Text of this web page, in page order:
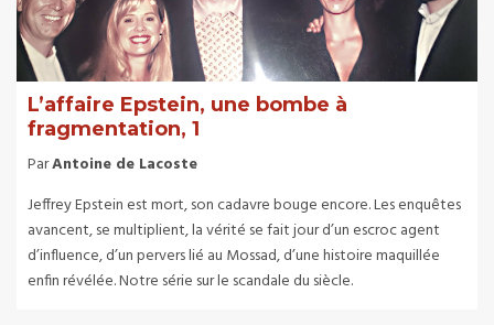
L’affaire Epstein, une bombe à
fragmentation, 1
ParAntoine de Lacoste
Jeffrey Epstein est mort, son cadavre bouge encore. Les enquêtes
avancent, se multiplient, la vérité se fait jour d’un escroc agent
d’influence, d’un pervers lié au Mossad, d’une histoire maquillée
enfin révélée. Notre série sur le scandale du siècle.